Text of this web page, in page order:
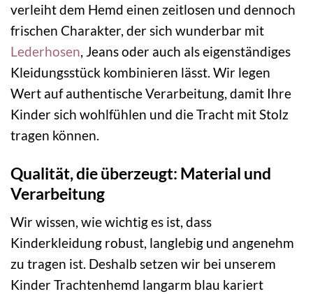
verleiht dem Hemd einen zeitlosen und dennoch
frischen Charakter, der sich wunderbar mit
Lederhosen , Jeans oder auch als eigenständiges
Kleidungsstück kombinieren lässt. Wir legen
Wert auf authentische Verarbeitung, damit Ihre
Kinder sich wohlfühlen und die Tracht mit Stolz
tragen können.
Qualität, die überzeugt: Material und
Verarbeitung
Wir wissen, wie wichtig es ist, dass
Kinderkleidung robust, langlebig und angenehm
zu tragen ist. Deshalb setzen wir bei unserem
Kinder Trachtenhemd langarm blau kariert